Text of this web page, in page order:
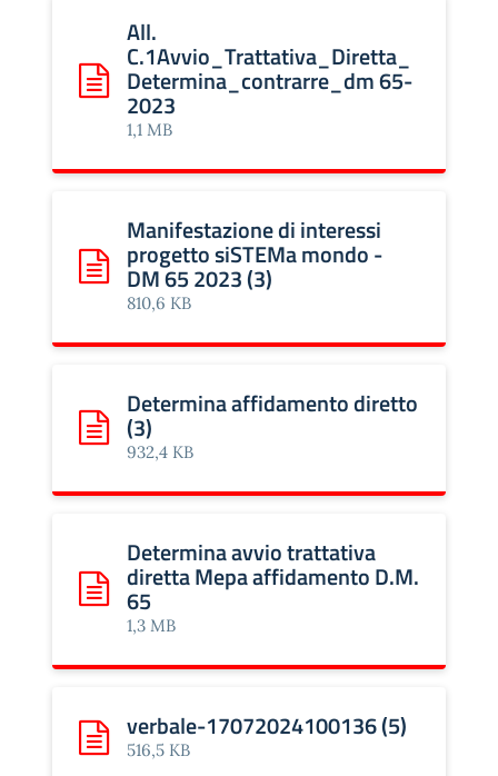
Scarica: All.
All.
C.1Avvio_Trattativa_Diretta_
Determina_contrarre_dm 65-
2023
1,1 MB
Scarica: Manifestazione di interessi progetto siSTEMa
Manifestazione di interessi
progetto siSTEMa mondo -
DM 65 2023 (3)
810,6 KB
Scarica: Determina affidamento diretto (3)
Determina affidamento diretto
(3)
932,4 KB
Scarica: Determina avvio trattativa diretta Mepa
Determina avvio trattativa
diretta Mepa affidamento D.M.
65
1,3 MB
Scarica: verbale-17072024100136 (5)
verbale-17072024100136 (5)
516,5 KB